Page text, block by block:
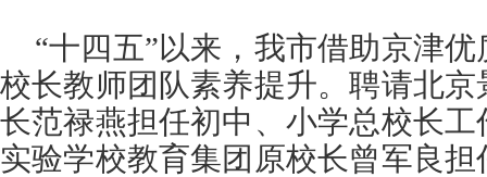
“十四五”以来，我市借助京津
校长教师团队素养提升。聘请北
长范禄燕担任初中、小学总校长
实验学校教育集团原校长曾军良